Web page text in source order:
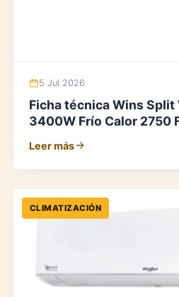
5 Jul 2026
Ficha técnica Wins Split
3400W Frío Calor 2750
Leer más
CLIMATIZACIÓN